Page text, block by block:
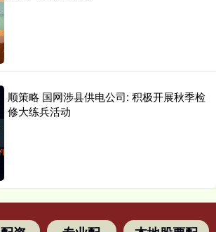
顺策略 国网涉县供电公司: 积极开展秋季检
修大练兵活动